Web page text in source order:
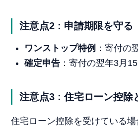
注意点2：申請期限を守る
ワンストップ特例 ：寄付の
確定申告 ：寄付の翌年3月
注意点3：住宅ローン控除
住宅ローン控除を受けている